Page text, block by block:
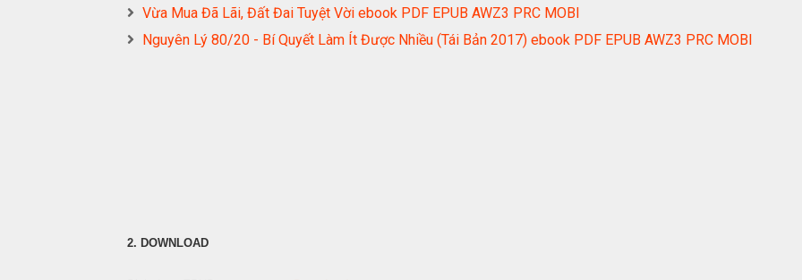
Vừa Mua Đã Lãi, Đất Đai Tuyệt Vời ebook PDF EPUB AWZ3 PRC MOBI
Nguyên Lý 80/20 - Bí Quyết Làm Ít Được Nhiều (Tái Bản 2017) ebook PDF EPUB AWZ3 PRC MOBI
2. DOWNLOAD